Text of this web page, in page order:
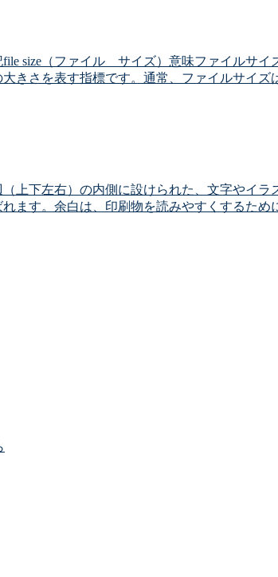
size（ファイル サイズ）意味ファイルサイ
きさを表す指標です。通常、ファイルサイズ
上下左右）の内側に設けられた、文字やイラ
ます。余白は、印刷物を読みやすくするため